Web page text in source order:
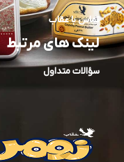
تماس با عقاب
لینک های مرتبط
سؤالات متداول